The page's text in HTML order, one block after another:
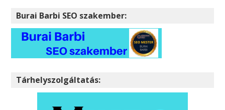
Burai Barbi SEO szakember:
Tárhelyszolgáltatás: